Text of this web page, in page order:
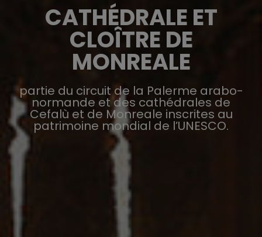
CATHÉDRALE ET
CLOÎTRE DE
MONREALE
partie du circuit de la Palerme arabo-
normande et des cathédrales de
Cefalù et de Monreale inscrites au
patrimoine mondial de l’UNESCO.